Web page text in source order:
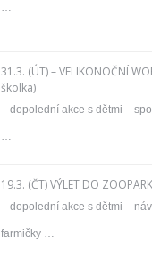
31.3. (ÚT) – VELIKONOČNÍ
školka)
– dopolední akce s dětmi –
19.3. (ČT) VÝLET DO
– dopolední akce s dětmi –
farmičky …